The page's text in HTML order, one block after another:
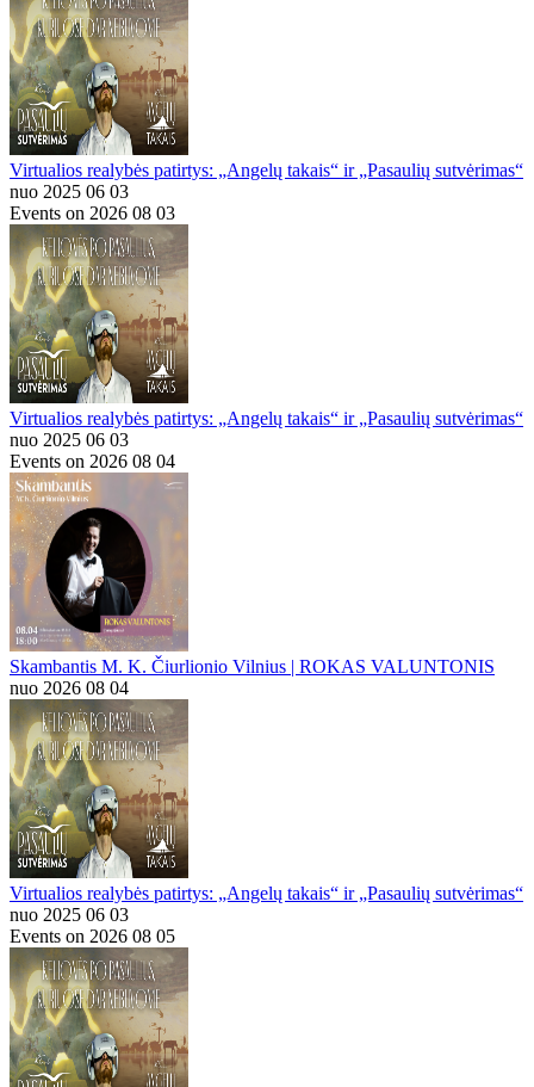
Virtualios realybės patirtys: „Angelų takais“ ir „Pasaulių sutvėrimas“
nuo 2025 06 03
Events on 2026 08 03
Virtualios realybės patirtys: „Angelų takais“ ir „Pasaulių sutvėrimas“
nuo 2025 06 03
Events on 2026 08 04
Skambantis M. K. Čiurlionio Vilnius | ROKAS VALUNTONIS
nuo 2026 08 04
Virtualios realybės patirtys: „Angelų takais“ ir „Pasaulių sutvėrimas“
nuo 2025 06 03
Events on 2026 08 05